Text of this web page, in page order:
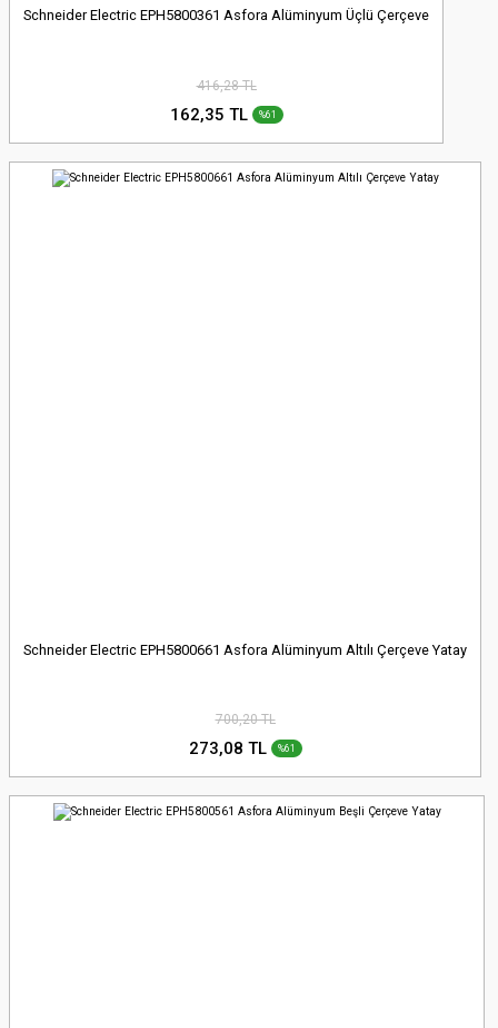
Schneider Electric EPH5800361 Asfora Alüminyum Üçlü Çerçeve
416,28 TL
162,35 TL %61
Schneider Electric EPH5800661 Asfora Alüminyum Altılı Çerçeve Yatay
700,20 TL
273,08 TL %61